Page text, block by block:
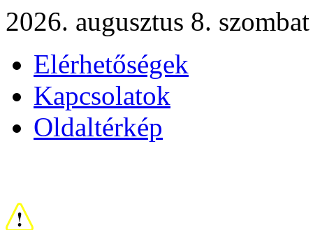
2026. augusztus 8. szombat
Elérhetőségek
Kapcsolatok
Oldaltérkép